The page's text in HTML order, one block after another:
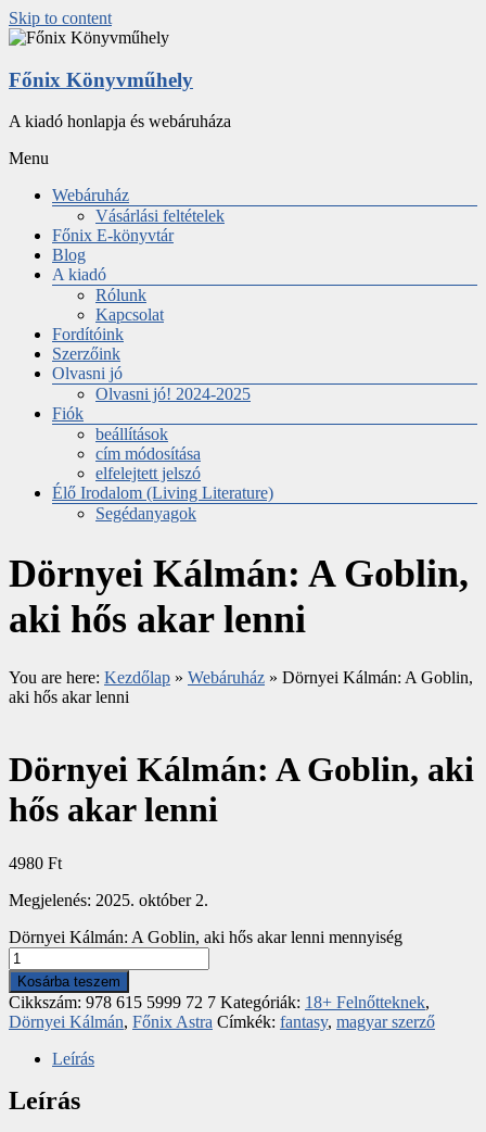
Skip to content
Főnix Könyvműhely
A kiadó honlapja és webáruháza
Menu
Webáruház
Vásárlási feltételek
Főnix E-könyvtár
Blog
A kiadó
Rólunk
Kapcsolat
Fordítóink
Szerzőink
Olvasni jó
Olvasni jó! 2024-2025
Fiók
beállítások
cím módosítása
elfelejtett jelszó
Élő Irodalom (Living Literature)
Segédanyagok
Dörnyei Kálmán: A Goblin,
aki hős akar lenni
You are here: Kezdőlap » Webáruház » Dörnyei Kálmán: A Goblin,
aki hős akar lenni
Dörnyei Kálmán: A Goblin, aki
hős akar lenni
4980 Ft
Megjelenés: 2025. október 2.
Dörnyei Kálmán: A Goblin, aki hős akar lenni mennyiség
Kosárba teszem
Cikkszám: 978 615 5999 72 7 Kategóriák: 18+ Felnőtteknek,
Dörnyei Kálmán, Főnix Astra Címkék: fantasy, magyar szerző
Leírás
Leírás